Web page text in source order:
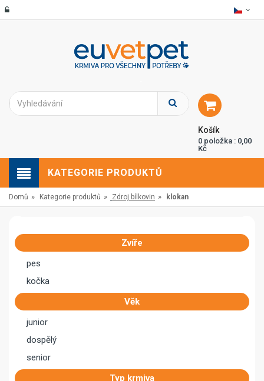
Košík
0 položka : 0,00
Kč
KATEGORIE PRODUKTŮ
Domů » Kategorie produktů » Zdroj bílkovin » klokan
Zvíře
pes
kočka
Věk
junior
dospělý
senior
Typ krmiva